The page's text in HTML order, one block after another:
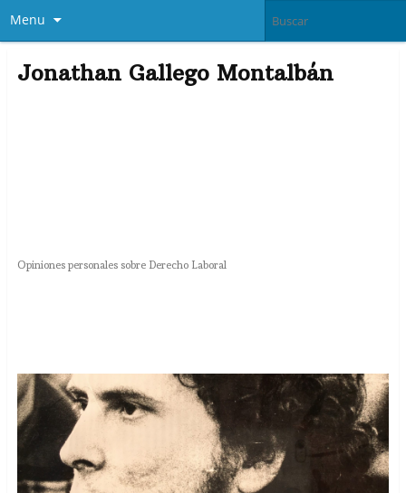
Menu
Jonathan Gallego Montalbán
Opiniones personales sobre Derecho Laboral